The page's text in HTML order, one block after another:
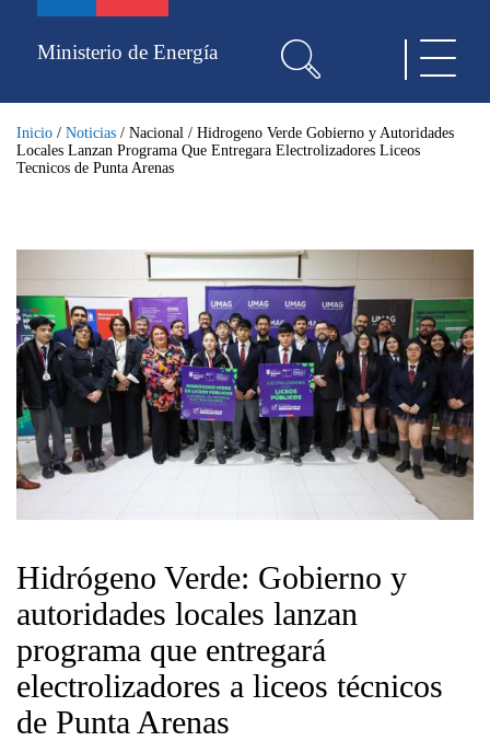
contenidoMinisterio de Energía
Inicio / Noticias / Nacional / Hidrogeno Verde Gobierno y Autoridades
Locales Lanzan Programa Que Entregara Electrolizadores Liceos
Tecnicos de Punta Arenas
Hidrógeno Verde: Gobierno y
autoridades locales lanzan
programa que entregará
electrolizadores a liceos técnicos
de Punta Arenas